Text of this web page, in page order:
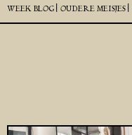
WEEK BLOG | OUDERE MEISJES |